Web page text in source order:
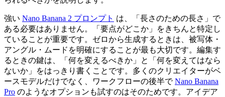
強い Nano Banana 2 プロンプト は、「長さのための長さ」で
ある必要はありません。「要点がどこか」をきちんと特定し
ていることが重要です。ゼロから生成するときは、被写体・
アングル・ムードを明確にすることが最も大切です。編集す
るときの鍵は、「何を変えるべきか」と「何を変えてはなら
ないか」をはっきり書くことです。多くのクリエイターがベ
ースモデルだけでなく、ワークフローの後半でNano Banana
Pro のようなオプションも試すのはそのためです。アイデア